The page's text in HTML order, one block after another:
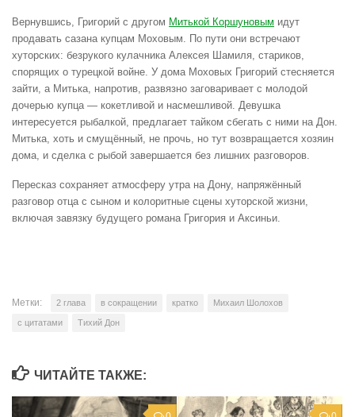
Вернувшись, Григорий с другом Митькой Коршуновым идут
продавать сазана купцам Моховым. По пути они встречают
хуторских: безрукого кулачника Алексея Шамиля, стариков,
спорящих о турецкой войне. У дома Моховых Григорий стесняется
зайти, а Митька, напротив, развязно заговаривает с молодой
дочерью купца — кокетливой и насмешливой. Девушка
интересуется рыбалкой, предлагает тайком сбегать с ними на Дон.
Митька, хоть и смущённый, не прочь, но тут возвращается хозяин
дома, и сделка с рыбой завершается без лишних разговоров.
Пересказ сохраняет атмосферу утра на Дону, напряжённый
разговор отца с сыном и колоритные сцены хуторской жизни,
включая завязку будущего романа Григория и Аксиньи.
Метки: 2 глава в сокращении кратко Михаил Шолохов
с цитатами Тихий Дон
ЧИТАЙТЕ ТАКЖЕ: